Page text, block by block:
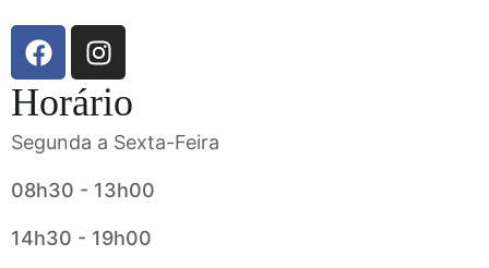
Horário
Segunda a Sexta-Feira
08h30 - 13h00
14h30 - 19h00